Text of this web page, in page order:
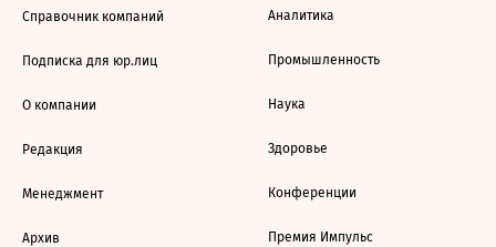
Справочник компаний
Подписка для юр.лиц
О компании
Редакция
Менеджмент
Архив
Аналитика
Промышленность
Наука
Здоровье
Конференции
Премия Импульс